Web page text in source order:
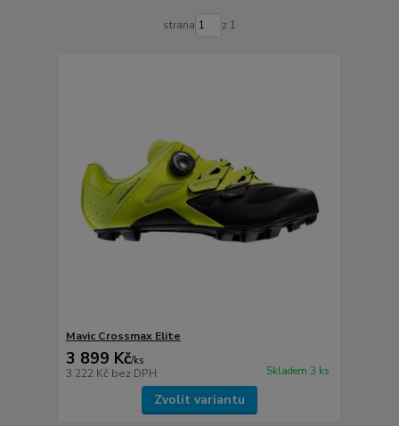
strana z 1
Mavic Crossmax Elite
3 899 Kč/ks
3 222 Kč bez DPH Skladem 3 ks
Zvolit variantu